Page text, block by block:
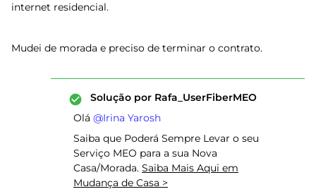
internet residencial.
Mudei de morada e preciso de terminar o contrato.
Solução por Rafa_UserFiberMEO
Olá ​ @Irina Yarosh
Saiba que Poderá Sempre Levar o seu
Serviço MEO para a sua Nova
Casa/Morada. Saiba Mais Aqui em
Mudança de Casa >